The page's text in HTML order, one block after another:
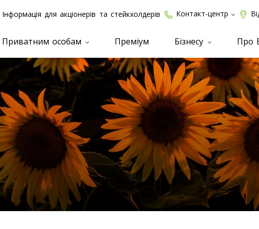
Інформація для акціонерів та стейкхолдерів Контакт-центр
Приватним особам Преміум Бізнесу Про